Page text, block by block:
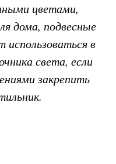
цветами,
дома, подвесные
использоваться в
света, если
закрепить